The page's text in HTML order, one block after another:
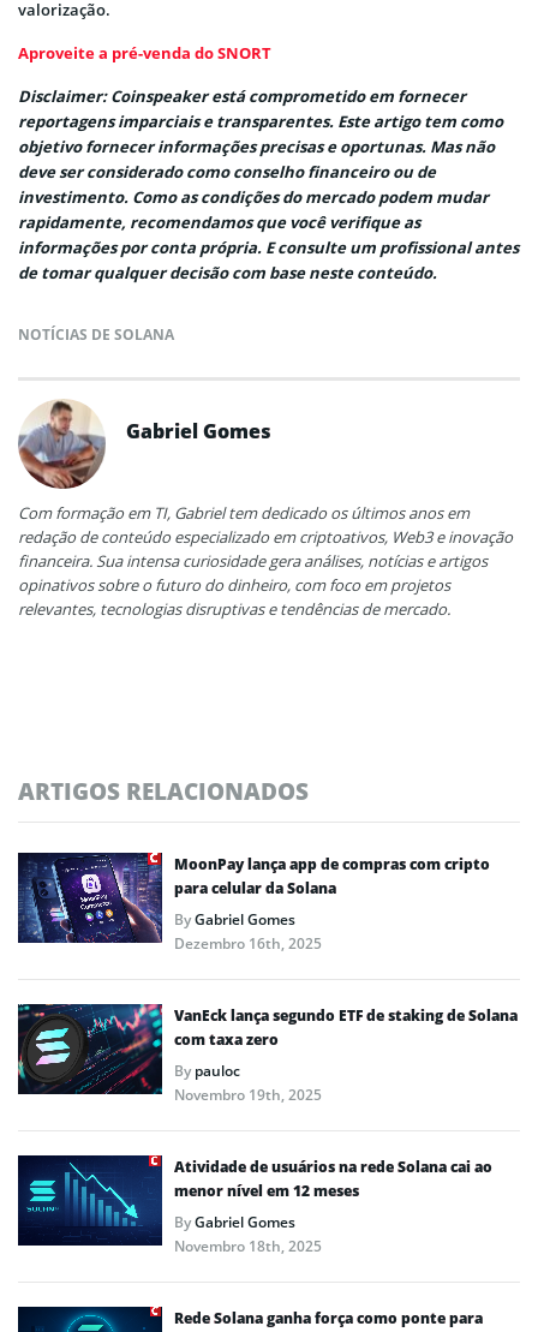
valorização.
Aproveite a pré-venda do SNORT
Disclaimer: Coinspeaker está comprometido em fornecer
reportagens imparciais e transparentes. Este artigo tem como
objetivo fornecer informações precisas e oportunas. Mas não
deve ser considerado como conselho financeiro ou de
investimento. Como as condições do mercado podem mudar
rapidamente, recomendamos que você verifique as
informações por conta própria. E consulte um profissional antes
de tomar qualquer decisão com base neste conteúdo.
NOTÍCIAS DE SOLANA
Gabriel Gomes
Com formação em TI, Gabriel tem dedicado os últimos anos em
redação de conteúdo especializado em criptoativos, Web3 e inovação
financeira. Sua intensa curiosidade gera análises, notícias e artigos
opinativos sobre o futuro do dinheiro, com foco em projetos
relevantes, tecnologias disruptivas e tendências de mercado.
ARTIGOS RELACIONADOS
MoonPay lança app de compras com cripto
para celular da Solana
ByGabriel Gomes
Dezembro 16th, 2025
VanEck lança segundo ETF de staking de Solana
com taxa zero
Bypauloc
Novembro 19th, 2025
Atividade de usuários na rede Solana cai ao
menor nível em 12 meses
ByGabriel Gomes
Novembro 18th, 2025
Rede Solana ganha força como ponte para